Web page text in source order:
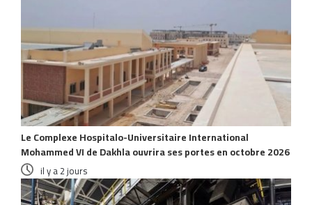
Le Complexe Hospitalo-Universitaire International
Mohammed VI de Dakhla ouvrira ses portes en octobre 2026
il y a 2 jours